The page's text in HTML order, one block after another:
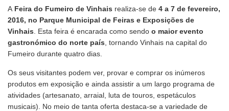
A Feira do Fumeiro de Vinhais realiza-se de 4 a 7 de fevereiro,
2016, no Parque Municipal de Feiras e Exposições de
Vinhais . Esta feira é encarada como sendo o maior evento
gastronómico do norte país , tornando Vinhais na capital do
Fumeiro durante quatro dias.
Os seus visitantes podem ver, provar e comprar os inúmeros
produtos em exposição e ainda assistir a um largo programa de
atividades (artesanato, arraial, luta de touros, espetáculos
musicais). No meio de tanta oferta destaca-se a variedade de